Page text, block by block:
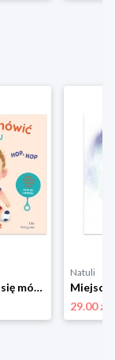
W domu. Uczę się mówić Magiczne
Natuli
29.00 zł